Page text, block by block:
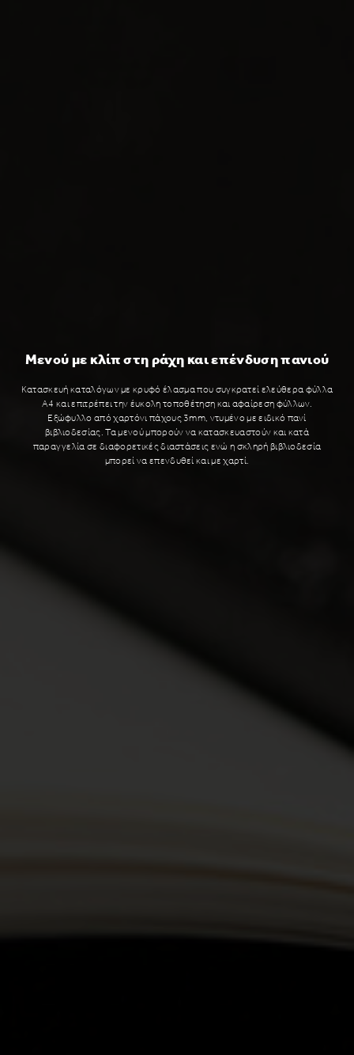
Μενού με κλίπ στη ράχη και επένδυση πανιού
Κατασκευή καταλόγων με κρυφό έλασμα που συγκρατεί ελεύθερα φύλλα
Α4 και επιτρέπει την έυκολη τοποθέτηση και αφαίρεση φύλλων.
Εξώφυλλο από χαρτόνι πάχους 3mm, ντυμένο με ειδικό πανί
βιβλιοδεσίας. Τα μενού μπορούν να κατασκευαστούν και κατά
παραγγελία σε διαφορετικές διαστάσεις ενώ η σκληρή βιβλιοδεσία
μπορεί να επενδυθεί και με χαρτί.